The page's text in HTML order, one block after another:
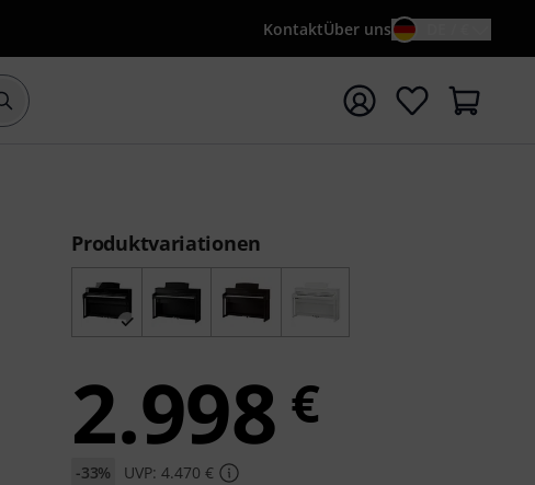
KontaktÜber uns
Suche mit Suchwort {searchTerm} starten
Produktvariationen
2.998 €
-33%
UVP: 4.470 €